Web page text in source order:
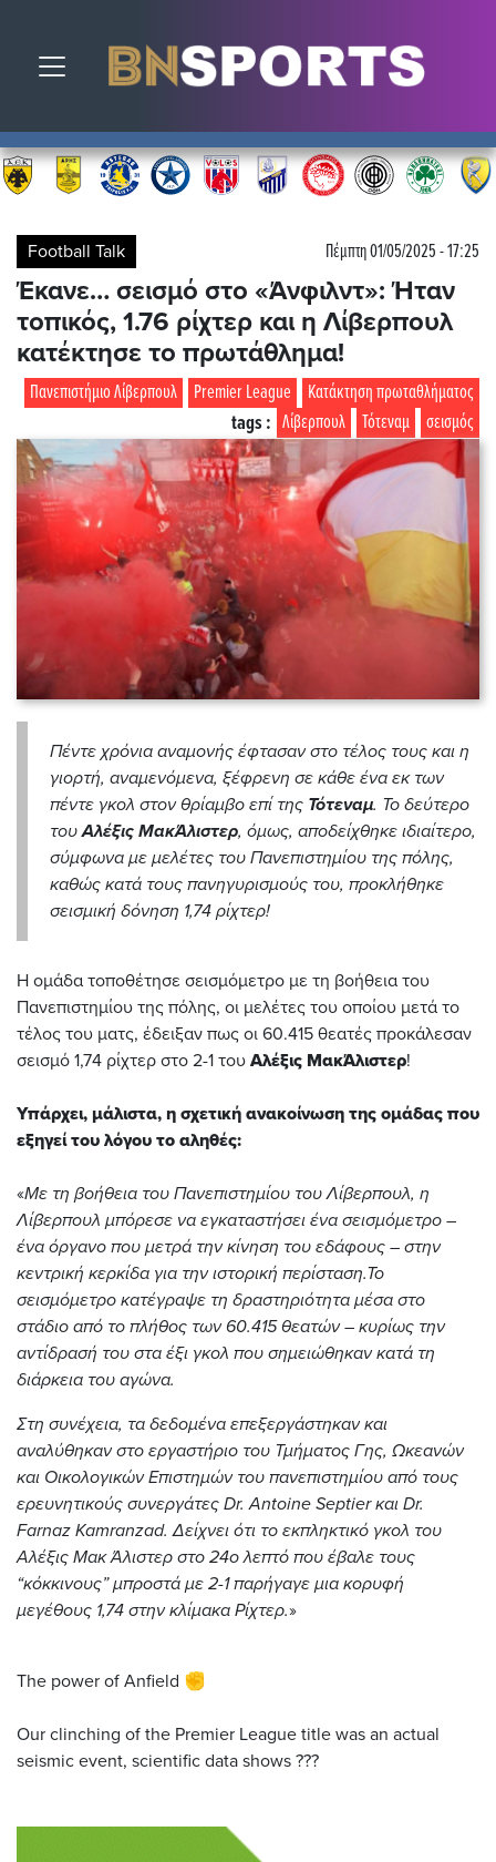
Toggle navigation
Football Talk Πέμπτη 01/05/2025 - 17:25
Έκανε… σεισμό στο «Άνφιλντ»: Ήταν
τοπικός, 1.76 ρίχτερ και η Λίβερπουλ
κατέκτησε το πρωτάθλημα!
Κατάκτηση πρωταθλήματος
Premier League
Πανεπιστήμιο Λίβερπουλ
σεισμός
Τότεναμ
Λίβερπουλ
tags :
Πέντε χρόνια αναμονής έφτασαν στο τέλος τους και η
γιορτή, αναμενόμενα, ξέφρενη σε κάθε ένα εκ των
πέντε γκολ στον θρίαμβο επί της Τότεναμ. Το δεύτερο
τουΑλέξις ΜακΆλιστερ, όμως, αποδείχθηκε ιδιαίτερο,
σύμφωνα με μελέτες του Πανεπιστημίου της πόλης,
καθώς κατά τους πανηγυρισμούς του, προκλήθηκε
σεισμική δόνηση 1,74 ρίχτερ!
Η ομάδα τοποθέτησε σεισμόμετρο με τη βοήθεια του
Πανεπιστημίου της πόλης, οι μελέτες του οποίου μετά το
τέλος του ματς, έδειξαν πως οι 60.415 θεατές προκάλεσαν
σεισμό 1,74 ρίχτερ στο 2-1 του Αλέξις ΜακΆλιστερ!
Υπάρχει, μάλιστα, η σχετική ανακοίνωση της ομάδας που
εξηγεί του λόγου το αληθές:
«Με τη βοήθεια του Πανεπιστημίου του Λίβερπουλ, η
Λίβερπουλ μπόρεσε να εγκαταστήσει ένα σεισμόμετρο –
ένα όργανο που μετρά την κίνηση του εδάφους – στην
κεντρική κερκίδα για την ιστορική περίσταση.Το
σεισμόμετρο κατέγραψε τη δραστηριότητα μέσα στο
στάδιο από το πλήθος των 60.415 θεατών – κυρίως την
αντίδρασή του στα έξι γκολ που σημειώθηκαν κατά τη
διάρκεια του αγώνα.
Στη συνέχεια, τα δεδομένα επεξεργάστηκαν και
αναλύθηκαν στο εργαστήριο του Τμήματος Γης, Ωκεανών
και Οικολογικών Επιστημών του πανεπιστημίου από τους
ερευνητικούς συνεργάτες Dr. Antoine Septier και Dr.
Farnaz Kamranzad.Δείχνει ότι το εκπληκτικό γκολ του
Αλέξις Μακ Άλιστερ στο 24ο λεπτό που έβαλε τους
“κόκκινους” μπροστά με 2-1 παρήγαγε μια κορυφή
μεγέθους 1,74 στην κλίμακα Ρίχτερ.»
The power of Anfield ✊
Our clinching of the Premier League title was an actual
seismic event, scientific data shows ??‍?